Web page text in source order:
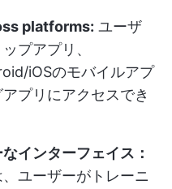
platforms: ユーザ
プアプリ、
iOSのモバイルアプ
プリにアクセスでき
インターフェイス：
ユーザーがトレーニ